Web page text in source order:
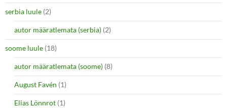
serbia luule (2)
autor määratlemata (serbia) (2)
soome luule (18)
autor määratlemata (soome) (8)
August Favén (1)
Elias Lönnrot (1)